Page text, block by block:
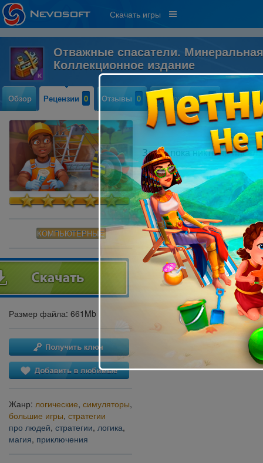
Скачать игры
Отважные спасатели.
Коллекционное издание
Обзор Рецензии 0 Отзывы 0 Прохождение 0
КОМПЬЮТЕРНЫЕ
Размер файла: 661Mb
Жанр: логические, симуляторы,
большие игры, стратегии
про людей, стратегии, логика,
магия, приключения
Здесь пока никто не писал